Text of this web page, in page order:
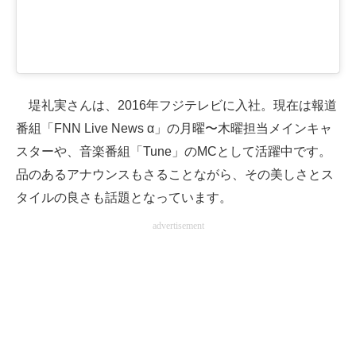
堤礼実さんは、2016年フジテレビに入社。現在は報道
番組「FNN Live News α」の月曜〜木曜担当メインキャ
スターや、音楽番組「Tune」のMCとして活躍中です。
品のあるアナウンスもさることながら、その美しさとス
タイルの良さも話題となっています。
advertisement